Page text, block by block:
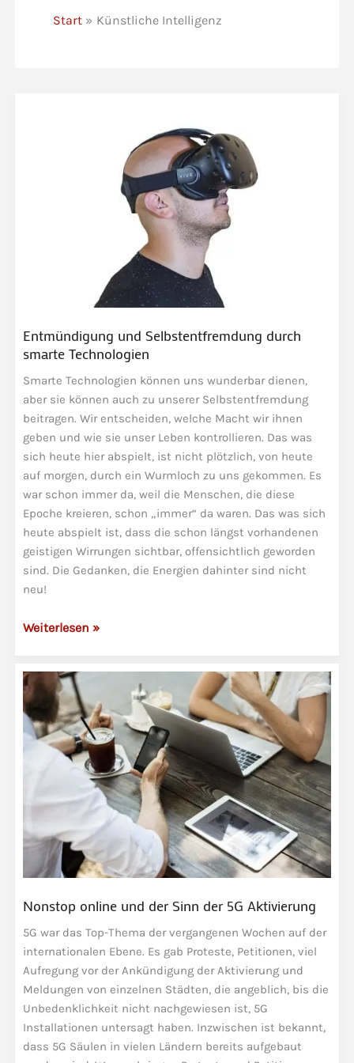
Start Künstliche Intelligenz
Entmündigung und Selbstentfremdung durch
smarte Technologien
Smarte Technologien können uns wunderbar dienen,
aber sie können auch zu unserer Selbstentfremdung
beitragen. Wir entscheiden, welche Macht wir ihnen
geben und wie sie unser Leben kontrollieren. Das was
sich heute hier abspielt, ist nicht plötzlich, von heute
auf morgen, durch ein Wurmloch zu uns gekommen. Es
war schon immer da, weil die Menschen, die diese
Epoche kreieren, schon „immer“ da waren. Das was sich
heute abspielt ist, dass die schon längst vorhandenen
geistigen Wirrungen sichtbar, offensichtlich geworden
sind. Die Gedanken, die Energien dahinter sind nicht
neu!
Entmündigung
durch
smarte
Technologien
Weiterlesen »
Nonstop online und der Sinn der 5G Aktivierung
5G war das Top-Thema der vergangenen Wochen auf der
internationalen Ebene. Es gab Proteste, Petitionen, viel
Aufregung vor der Ankündigung der Aktivierung und
Meldungen von einzelnen Städten, die angeblich, bis die
Unbedenklichkeit nicht nachgewiesen ist, 5G
Installationen untersagt haben. Inzwischen ist bekannt,
dass 5G Säulen in vielen Ländern bereits aufgebaut